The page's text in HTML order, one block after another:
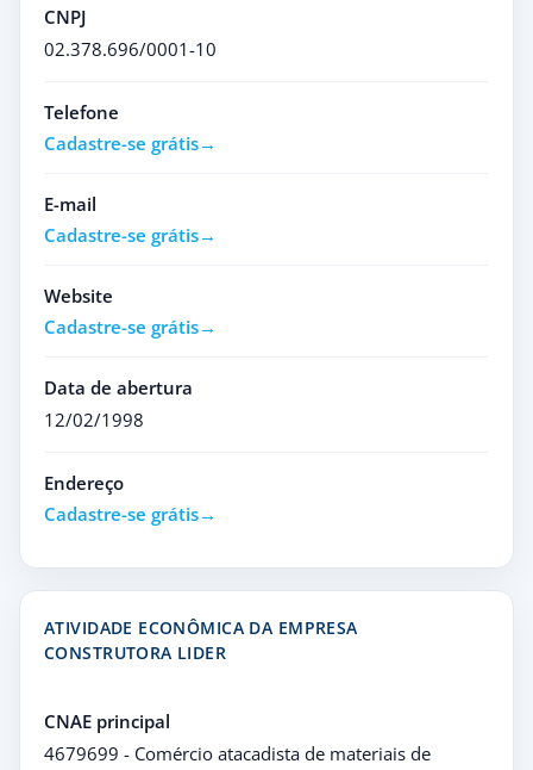
CNPJ
02.378.696/0001-10
Telefone
Cadastre-se grátis
E-mail
Cadastre-se grátis
Website
Cadastre-se grátis
Data de abertura
12/02/1998
Endereço
Cadastre-se grátis
ATIVIDADE ECONÔMICA DA EMPRESA
CONSTRUTORA LIDER
CNAE principal
4679699 - Comércio atacadista de materiais de